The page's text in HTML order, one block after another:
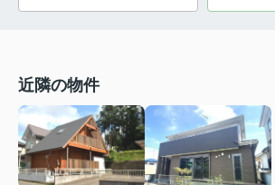
近隣の物件